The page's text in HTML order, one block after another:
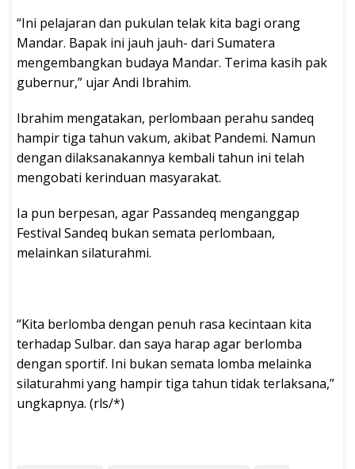
“Ini pelajaran dan pukulan telak kita bagi orang
Mandar. Bapak ini jauh jauh- dari Sumatera
mengembangkan budaya Mandar. Terima kasih pak
gubernur,” ujar Andi Ibrahim.
Ibrahim mengatakan, perlombaan perahu sandeq
hampir tiga tahun vakum, akibat Pandemi. Namun
dengan dilaksanakannya kembali tahun ini telah
mengobati kerinduan masyarakat.
Ia pun berpesan, agar Passandeq menganggap
Festival Sandeq bukan semata perlombaan,
melainkan silaturahmi.
“Kita berlomba dengan penuh rasa kecintaan kita
terhadap Sulbar. dan saya harap agar berlomba
dengan sportif. Ini bukan semata lomba melainka
silaturahmi yang hampir tiga tahun tidak terlaksana,”
ungkapnya. (rls/*)